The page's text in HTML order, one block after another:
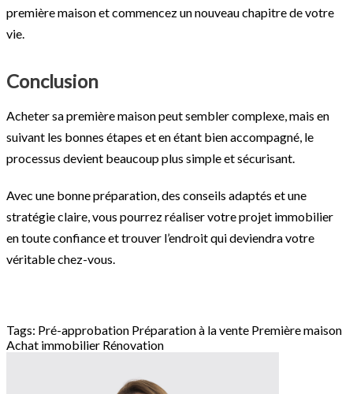
première maison et commencez un nouveau chapitre de votre
vie.
Conclusion
Acheter sa première maison peut sembler complexe, mais en
suivant les bonnes étapes et en étant bien accompagné, le
processus devient beaucoup plus simple et sécurisant.
Avec une bonne préparation, des conseils adaptés et une
stratégie claire, vous pourrez réaliser votre projet immobilier
en toute confiance et trouver l’endroit qui deviendra votre
véritable chez-vous.
Tags: Pré-approbation Préparation à la vente Première maison
Achat immobilier Rénovation